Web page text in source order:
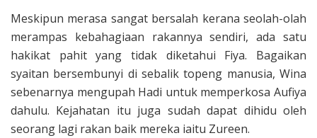
Meskipun merasa sangat bersalah kerana seolah-olah
merampas kebahagiaan rakannya sendiri, ada satu
hakikat pahit yang tidak diketahui Fiya. Bagaikan
syaitan bersembunyi di sebalik topeng manusia, Wina
sebenarnya mengupah Hadi untuk memperkosa Aufiya
dahulu. Kejahatan itu juga sudah dapat dihidu oleh
seorang lagi rakan baik mereka iaitu Zureen.